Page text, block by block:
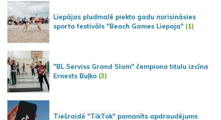
Liepājas pludmalē piekto gadu norisināsies
sporta festivāls "Beach Games Liepaja" (1)
"BL Serviss Grand Slam" čempiona titulu izcīna
Ernests Buļko (3)
Tiešraidē "TikTok" pamanīts apdraudējums